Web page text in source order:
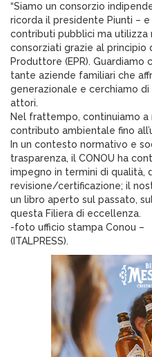
“Siamo un consorzio
ricorda il presidente Piunti –
contributi pubblici ma utilizza
consorziati grazie al principio
Produttore (EPR).
tante aziende familiari che
generazionale e cerchiamo
attori.
Nel frattempo, continuiamo a
contributo ambientale fino
In un contesto normativo e
trasparenza, il CONOU ha
impegno in termini di qualità,
revisione/certificazione; il
un libro aperto sul passato,
questa Filiera di eccellenza.
-foto ufficio stampa Conou –
(ITALPRESS).